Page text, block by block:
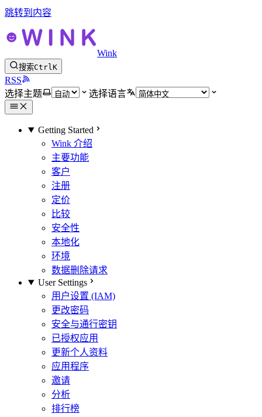
跳转到内容
Wink
搜索CtrlK
RSS
选择主题
选择语言
Getting Started
Wink 介绍
主要功能
客户
注册
定价
比较
安全性
本地化
环境
数据删除请求
User Settings
用户设置 (IAM)
更改密码
安全与通行密钥
已授权应用
更新个人资料
应用程序
邀请
分析
排行榜